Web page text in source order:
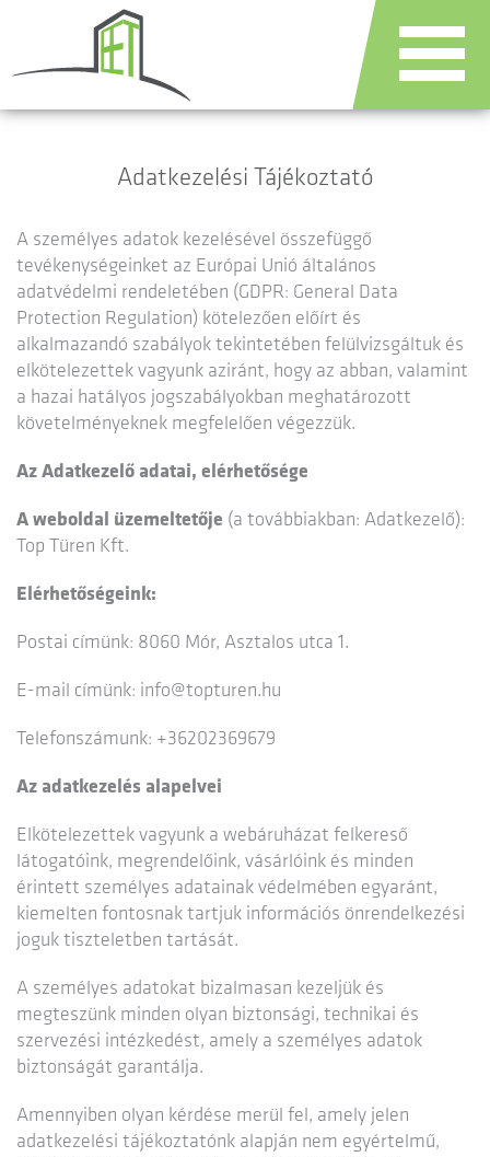
Adatkezelési Tájékoztató
A személyes adatok kezelésével összefüggő
tevékenységeinket az Európai Unió általános
adatvédelmi rendeletében (GDPR: General Data
Protection Regulation) kötelezően előírt és
alkalmazandó szabályok tekintetében felülvizsgáltuk és
elkötelezettek vagyunk aziránt, hogy az abban, valamint
a hazai hatályos jogszabályokban meghatározott
követelményeknek megfelelően végezzük.
Az Adatkezelő adatai, elérhetősége
A weboldal üzemeltetője (a továbbiakban: Adatkezelő):
Top Türen Kft.
Elérhetőségeink:
Postai címünk: 8060 Mór, Asztalos utca 1.
E-mail címünk: info@topturen.hu
Telefonszámunk: +36202369679
Az adatkezelés alapelvei
Elkötelezettek vagyunk a webáruházat felkereső
látogatóink, megrendelőink, vásárlóink és minden
érintett személyes adatainak védelmében egyaránt,
kiemelten fontosnak tartjuk információs önrendelkezési
joguk tiszteletben tartását.
A személyes adatokat bizalmasan kezeljük és
megteszünk minden olyan biztonsági, technikai és
szervezési intézkedést, amely a személyes adatok
biztonságát garantálja.
Amennyiben olyan kérdése merül fel, amely jelen
adatkezelési tájékoztatónk alapján nem egyértelmű,